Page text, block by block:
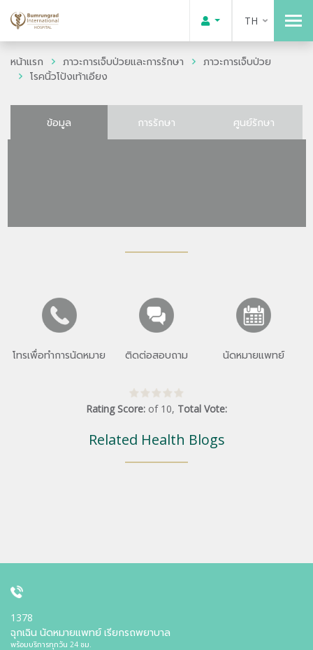
TH
หน้าแรก ภาวะการเจ็บป่วยและการรักษา
ภาวะการเจ็บป่วย
โรคนิ้วโป้งเท้าเอียง
ข้อมูล การรักษา ศูนย์รักษา
โทรเพื่อทำการนัดหมาย ติดต่อสอบถาม นัดหมายแพทย์
Rating Score: of 10, Total Vote:
Related Health Blogs
1378
ฉุกเฉิน นัดหมายแพทย์ เรียกรถพยาบาล
พร้อมบริการทุกวัน 24 ชม.